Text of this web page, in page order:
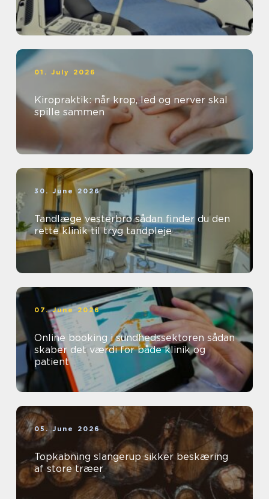
01. July 2026
Kiropraktik: når krop, led og nerver skal
spille sammen
30. June 2026
Tandlæge vesterbro sådan finder du den
rette klinik til tryg tandpleje
07. June 2026
Online booking i sundhedssektoren sådan
skaber det værdi for både klinik og
patient
05. June 2026
Topkabning slangerup sikker beskæring
af store træer